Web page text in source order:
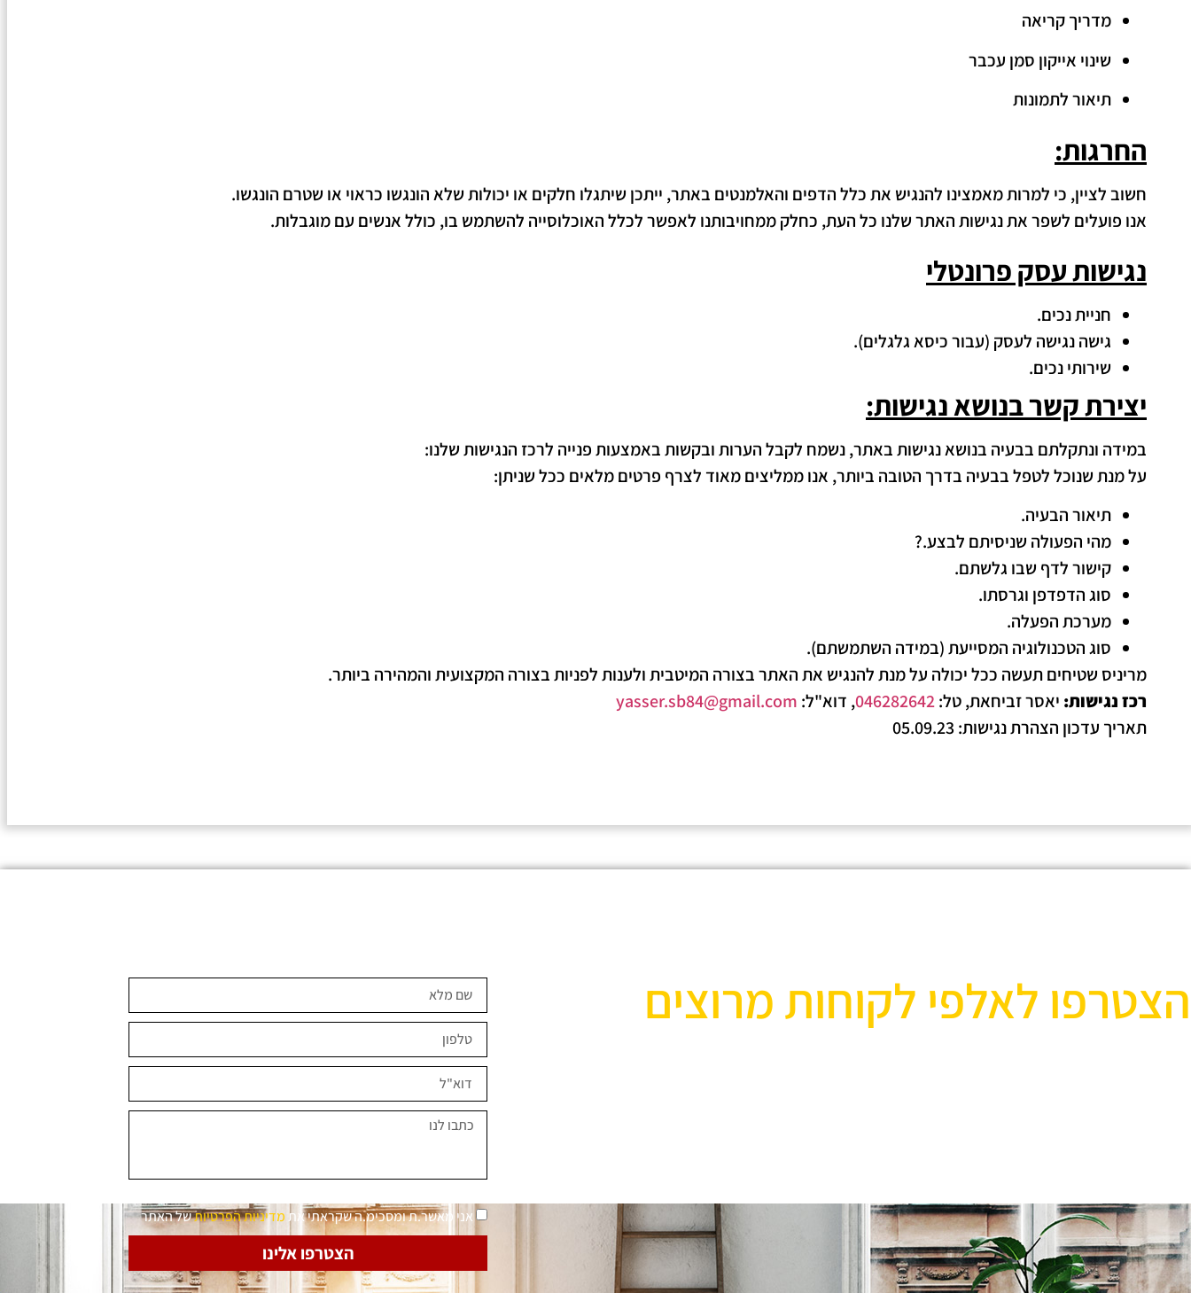
מדריך קריאה
שינוי אייקון סמן עכבר
תיאור לתמונות
החרגות:
חשוב לציין, כי למרות מאמצינו להנגיש את כלל הדפים והאלמנטים באתר, ייתכן שיתגלו חלקים או יכולות שלא הונגשו כראוי או שטרם הונגשו.
אנו פועלים לשפר את נגישות האתר שלנו כל העת, כחלק ממחויבותנו לאפשר לכלל האוכלוסייה להשתמש בו, כולל אנשים עם מוגבלות.
נגישות עסק פרונטלי
חניית נכים.
גישה נגישה לעסק (עבור כיסא גלגלים).
שירותי נכים.
יצירת קשר בנושא נגישות:
במידה ונתקלתם בבעיה בנושא נגישות באתר, נשמח לקבל הערות ובקשות באמצעות פנייה לרכז הנגישות שלנו:
על מנת שנוכל לטפל בבעיה בדרך הטובה ביותר, אנו ממליצים מאוד לצרף פרטים מלאים ככל שניתן:
תיאור הבעיה.
מהי הפעולה שניסיתם לבצע.?
קישור לדף שבו גלשתם.
סוג הדפדפן וגרסתו.
מערכת הפעלה.
סוג הטכנולוגיה המסייעת (במידה השתמשתם).
מריניס שטיחים תעשה ככל יכולה על מנת להנגיש את האתר בצורה המיטבית ולענות לפניות בצורה המקצועית והמהירה ביותר.
רכז נגישות: יאסר זביחאת, טל:046282642, דוא"ל: yasser.sb84@gmail.com
תאריך עדכון הצהרת נגישות: 05.09.23
הצטרפו לאלפי לקוחות מרוצים
אני מאשר.ת ומסכימ.ה שקראתי את מדיניות הפרטיותשל האתר
הצטרפו אלינו